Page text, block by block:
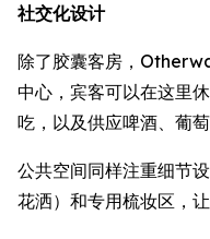
社交化设计
除了胶囊客房，
中心，宾客可以在这里
吃，以及供应啤酒、葡
公共空间同样注重细节
花洒）和专用梳妆区，